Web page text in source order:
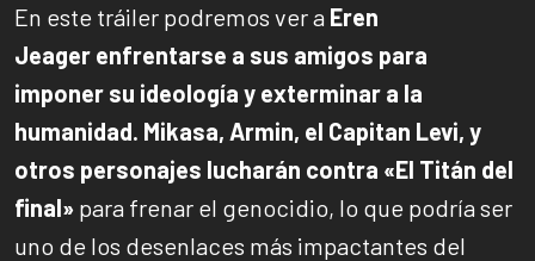
En este tráiler podremos ver a Eren
Jeager enfrentarse a sus amigos para
imponer su ideología y exterminar a la
humanidad. Mikasa, Armin, el Capitan Levi, y
otros personajes lucharán contra «El Titán del
final» para frenar el genocidio, lo que podría ser
uno de los desenlaces más impactantes del